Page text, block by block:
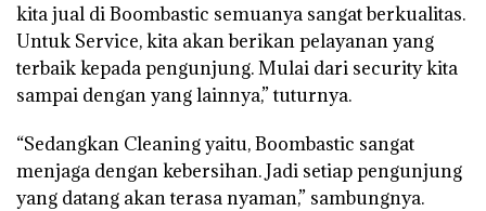
kita jual di Boombastic semuanya sangat berkualitas.
Untuk Service, kita akan berikan pelayanan yang
terbaik kepada pengunjung. Mulai dari security kita
sampai dengan yang lainnya,” tuturnya.
“Sedangkan Cleaning yaitu, Boombastic sangat
menjaga dengan kebersihan. Jadi setiap pengunjung
yang datang akan terasa nyaman,” sambungnya.